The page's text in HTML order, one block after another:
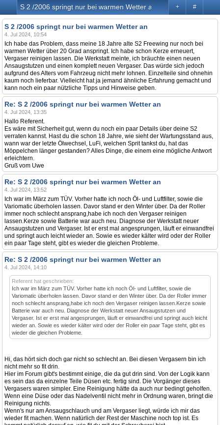
#
+
S 2 /2006 springt nur bei warmen Wetter an
S 2 /2006 springt nur bei warmen Wetter an
4. Jul 2024, 10:54
Ich habe das Problem, dass meine 18 Jahre alte S2 Freewing nur noch bei
warmen Wetter über 20 Grad anspringt. Ich habe schon Kerze erneuert,
Vergaser reinigen lassen. Die Werkstatt meinte, ich bräuchte einen neuen
Ansaugstutzen und einen komplett neuen Vergaser. Das würde sich jedoch
aufgrund des Alters vom Fahrzeug nicht mehr lohnen. Einzelteile sind ohnehin
kaum noch lieferbar. Vielleicht hat ja jemand ähnliche Erfahrung gemacht und
kann noch ein paar nützliche Tipps und Hinweise geben.
Re: S 2 /2006 springt nur bei warmen Wetter an
4. Jul 2024, 13:35
Hallo Referent.
Es wäre mit Sicherheit gut, wenn du noch ein paar Details über deine S2
verraten kannst. Hast du die schon 18 Jahre, wie sieht der Wartungsstand aus,
wann war der letzte Ölwechsel, LuFi, welchen Sprit tankst du, hat das
Möppelchen länger gestanden? Alles Dinge, die einem eine mögliche Antwort
erleichtern.
Gruß vom Uwe
Re: S 2 /2006 springt nur bei warmen Wetter an
4. Jul 2024, 13:52
Ich war im März zum TÜV. Vorher hatte ich noch Öl- und Luftfilter, sowie die
Variomatic überholen lassen. Davor stand er den Winter über. Da der Roller
immer noch schlecht ansprang,habe ich noch den Vergaser reinigen
lassen.Kerze sowie Batterie war auch neu. Diagnose der Werkstatt neuer
Ansaugstutzen und Vergaser. Ist er erst mal angesprungen, läuft er einwandfrei
und springt auch leicht wieder an. Sowie es wieder kälter wird oder der Roller
ein paar Tage steht, gibt es wieder die gleichen Probleme.
Re: S 2 /2006 springt nur bei warmen Wetter an
4. Jul 2024, 14:10
Referent hat geschrieben:
Ich war im März zum TÜV. Vorher hatte ich noch Öl- und Luftfilter, sowie die
Variomatic überholen lassen. Davor stand er den Winter über. Da der Roller immer
noch schlecht ansprang,habe ich noch den Vergaser reinigen lassen.Kerze sowie
Batterie war auch neu. Diagnose der Werkstatt neuer Ansaugstutzen und
Vergaser. Ist er erst mal angesprungen, läuft er einwandfrei und springt auch leicht
wieder an. Sowie es wieder kälter wird oder der Roller ein paar Tage steht, gibt es
wieder die gleichen Probleme.
Hi, das hört sich doch gar nicht so schlecht an. Bei diesen Vergasern bin ich
nicht mehr so fit drin.
Hier im Forum gibt's bestimmt einige, die da gut drin sind. Von der Logik kann
es sein das da einzelne Teile Düsen etc. fertig sind. Die Vorgänger dieses
Vergasers waren simpler. Eine Reinigung hätte da auch nur bedingt geholfen.
Wenn eine Düse oder das Nadelventil nicht mehr in Ordnung waren, bringt die
Reinigung nichts.
Wenn's nur am Ansaugschlauch und am Vergaser liegt, würde ich mir das
wieder fit machen. Wenn natürlich der Rest der Maschine noch top ist. Es